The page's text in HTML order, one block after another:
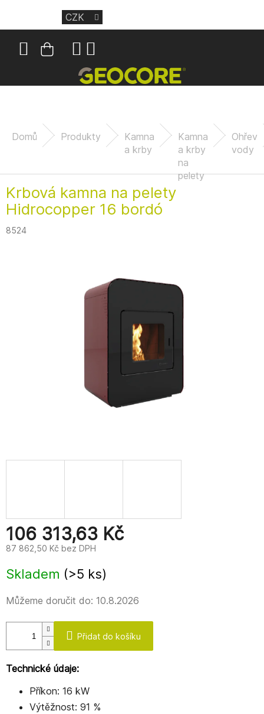
obsah
Nákupní
CZK
Domů Produkty
Kamna
a krby
Kamna
a krby
na
pelety
Ohřev
vody
Krbová kamna na pelety
Hidrocopper 16 bordó
8524
106 313,63 Kč
87 862,50 Kč bez DPH
cena:
Skladem (>5 ks)
Můžeme doručit do: 10.8.2026
Přidat do košíku
Technické údaje:
Příkon: 16 kW
Výtěžnost: 91 %